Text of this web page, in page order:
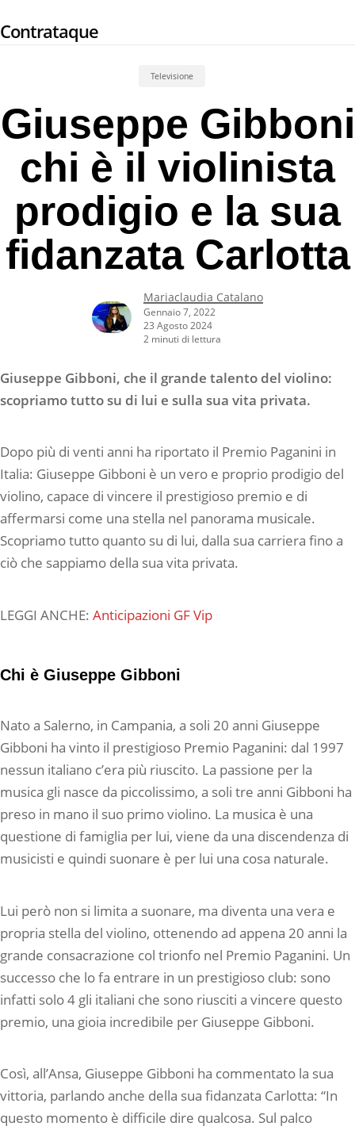
to
Contrataque
Televisione
Giuseppe Gibboni
chi è il violinista
prodigio e la sua
fidanzata Carlotta
Mariaclaudia Catalano
Gennaio 7, 2022
23 Agosto 2024
2 minuti di lettura
Giuseppe Gibboni, che il grande talento del violino:
scopriamo tutto su di lui e sulla sua vita privata.
Dopo più di venti anni ha riportato il Premio Paganini in
Italia: Giuseppe Gibboni è un vero e proprio prodigio del
violino, capace di vincere il prestigioso premio e di
affermarsi come una stella nel panorama musicale.
Scopriamo tutto quanto su di lui, dalla sua carriera fino a
ciò che sappiamo della sua vita privata.
LEGGI ANCHE: Anticipazioni GF Vip
Chi è Giuseppe Gibboni
Nato a Salerno, in Campania, a soli 20 anni Giuseppe
Gibboni ha vinto il prestigioso Premio Paganini: dal 1997
nessun italiano c’era più riuscito. La passione per la
musica gli nasce da piccolissimo, a soli tre anni Gibboni ha
preso in mano il suo primo violino. La musica è una
questione di famiglia per lui, viene da una discendenza di
musicisti e quindi suonare è per lui una cosa naturale.
Lui però non si limita a suonare, ma diventa una vera e
propria stella del violino, ottenendo ad appena 20 anni la
grande consacrazione col trionfo nel Premio Paganini. Un
successo che lo fa entrare in un prestigioso club: sono
infatti solo 4 gli italiani che sono riusciti a vincere questo
premio, una gioia incredibile per Giuseppe Gibboni.
Così, all’Ansa, Giuseppe Gibboni ha commentato la sua
vittoria, parlando anche della sua fidanzata Carlotta: “In
questo momento è difficile dire qualcosa. Sul palco